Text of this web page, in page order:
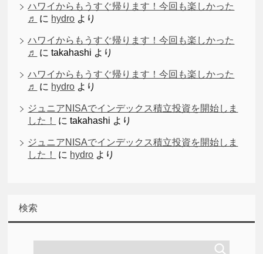
ハワイからもうすぐ帰ります！今回も楽しかった
♬
に hydro より
ハワイからもうすぐ帰ります！今回も楽しかった
♬
にtakahashi より
ハワイからもうすぐ帰ります！今回も楽しかった
♬
に hydro より
ジュニアNISAでインデックス積立投資を開始しま
した！
にtakahashi より
ジュニアNISAでインデックス積立投資を開始しま
した！
に hydro より
検索